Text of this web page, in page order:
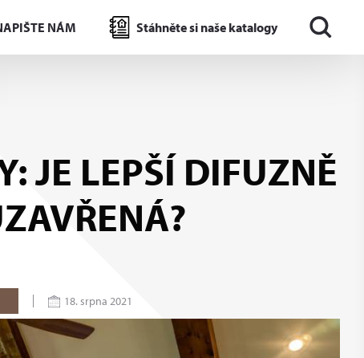
NÁM Stáhněte si naše katalogy
JE LEPŠÍ DIFUZNĚ
18. srpna 2021